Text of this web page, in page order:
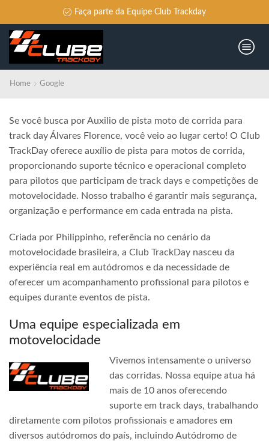
Faça parte da Equipe Club Trackday
Home Google
Se você busca por Auxilio de pista moto de corrida para
track day Álvares Florence, você veio ao lugar certo! O Club
TrackDay oferece auxílio de pista para motos de corrida,
proporcionando suporte técnico e operacional completo
para pilotos que participam de track days e competições de
motovelocidade. Nosso trabalho é garantir mais segurança,
organização e performance em cada entrada na pista.
Criada por Philippinho, referência no cenário da
motovelocidade brasileira, a Club TrackDay nasceu da
experiência real em autódromos e da necessidade de
oferecer um acompanhamento profissional para pilotos e
equipes durante eventos de pista.
Uma equipe especializada em
motovelocidade
Vivemos intensamente o universo
das corridas. Nossa equipe atua há
mais de 10 anos oferecendo
suporte em track days, trabalhando
diretamente com pilotos profissionais e amadores em
diversos autódromos do país, incluindo Autódromo de